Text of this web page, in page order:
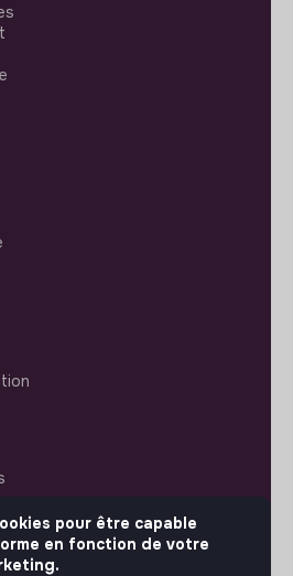
pour être capable
en fonction de votre